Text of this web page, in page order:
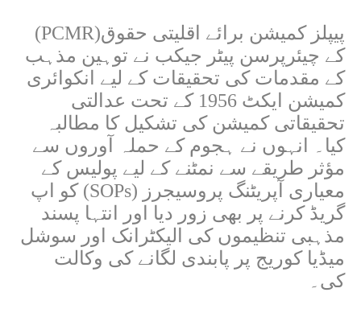
پیپلز کمیشن برائے اقلیتی حقوق(PCMR)
کے چیئرپرسن پیٹر جیکب نے توہین مذہب
کے مقدمات کی تحقیقات کے لیے انکوائری
کمیشن ایکٹ 1956 کے تحت عدالتی
تحقیقاتی کمیشن کی تشکیل کا مطالبہ
کیا۔ انہوں نے ہجوم کے حملہ آوروں سے
مؤثر طریقے سے نمٹنے کے لیے پولیس کے
معیاری آپریٹنگ پروسیجرز (SOPs)کو اپ
گریڈ کرنے پر بھی زور دیا اور انتہا پسند
مذہبی تنظیموں کی الیکٹرانک اور سوشل
میڈیا کوریج پر پابندی لگانے کی وکالت
کی۔